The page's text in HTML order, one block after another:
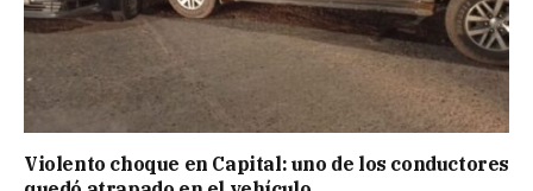
Violento choque en Capital: uno de los conductores